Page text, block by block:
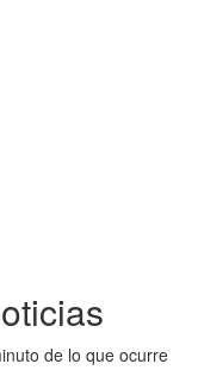
de lo que ocurre